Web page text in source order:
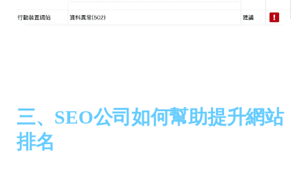
三、SEO公司如何幫助提升網站
排名